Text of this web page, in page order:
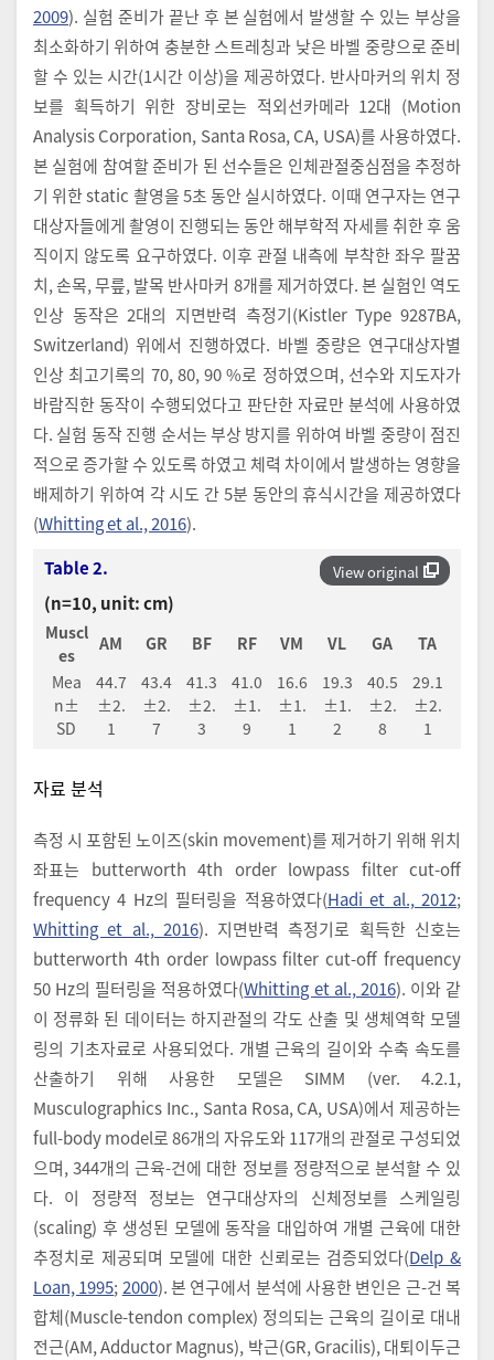
2009). 실험 준비가 끝난 후 본 실험에서 발생할 수 있는 부상을
최소화하기 위하여 충분한 스트레칭과 낮은 바벨 중량으로 준비
할 수 있는 시간(1시간 이상)을 제공하였다. 반사마커의 위치 정
보를 획득하기 위한 장비로는 적외선카메라 12대 (Motion
Analysis Corporation, Santa Rosa, CA, USA)를 사용하였다.
본 실험에 참여할 준비가 된 선수들은 인체관절중심점을 추정하
기 위한 static 촬영을 5초 동안 실시하였다. 이때 연구자는 연구
대상자들에게 촬영이 진행되는 동안 해부학적 자세를 취한 후 움
직이지 않도록 요구하였다. 이후 관절 내측에 부착한 좌우 팔꿈
치, 손목, 무릎, 발목 반사마커 8개를 제거하였다. 본 실험인 역도
인상 동작은 2대의 지면반력 측정기(Kistler Type 9287BA,
Switzerland) 위에서 진행하였다. 바벨 중량은 연구대상자별
인상 최고기록의 70, 80, 90 %로 정하였으며, 선수와 지도자가
바람직한 동작이 수행되었다고 판단한 자료만 분석에 사용하였
다. 실험 동작 진행 순서는 부상 방지를 위하여 바벨 중량이 점진
적으로 증가할 수 있도록 하였고 체력 차이에서 발생하는 영향을
배제하기 위하여 각 시도 간 5분 동안의 휴식시간을 제공하였다
(Whitting et al., 2016).
View original
Table 2.
(n=10, unit: cm)
Muscl
es
AM GR BF RF VM VL GA
TA
Mea
n±
SD
44.7
±2.
1
43.4
±2.
7
41.3
±2.
3
41.0
±1.
9
16.6
±1.
1
19.3
±1.
2
40.5
±2.
8
29.1
±2.
1
자료 분석
측정 시 포함된 노이즈(skin movement)를 제거하기 위해 위치
좌표는 butterworth 4th order lowpass filter cut-off
frequency 4 Hz의 필터링을 적용하였다(Hadi et al., 2012;
Whitting et al., 2016). 지면반력 측정기로 획득한 신호는
butterworth 4th order lowpass filter cut-off frequency
50 Hz의 필터링을 적용하였다(Whitting et al., 2016). 이와 같
이 정류화 된 데이터는 하지관절의 각도 산출 및 생체역학 모델
링의 기초자료로 사용되었다. 개별 근육의 길이와 수축 속도를
산출하기 위해 사용한 모델은 SIMM (ver. 4.2.1,
Musculographics Inc., Santa Rosa, CA, USA)에서 제공하는
full-body model로 86개의 자유도와 117개의 관절로 구성되었
으며, 344개의 근육-건에 대한 정보를 정량적으로 분석할 수 있
다. 이 정량적 정보는 연구대상자의 신체정보를 스케일링
(scaling) 후 생성된 모델에 동작을 대입하여 개별 근육에 대한
추정치로 제공되며 모델에 대한 신뢰로는 검증되었다(Delp &
Loan, 1995;2000). 본 연구에서 분석에 사용한 변인은 근-건 복
합체(Muscle-tendon complex) 정의되는 근육의 길이로 대내
전근(AM, Adductor Magnus), 박근(GR, Gracilis), 대퇴이두근